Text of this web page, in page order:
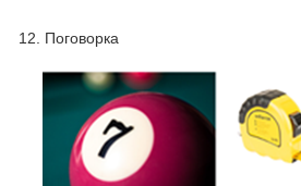
12. Поговорка